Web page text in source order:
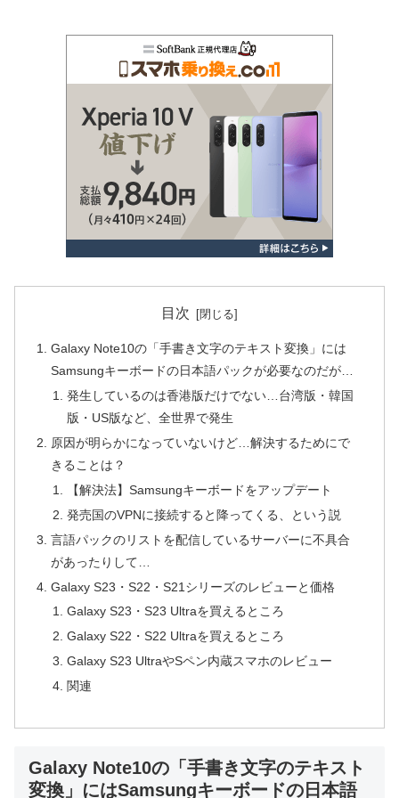
目次
Galaxy Note10の「手書き文字のテキスト変換」には
Samsungキーボードの日本語パックが必要なのだが…
発生しているのは香港版だけでない…台湾版・韓国
版・US版など、全世界で発生
原因が明らかになっていないけど…解決するためにで
きることは？
【解決法】Samsungキーボードをアップデート
発売国のVPNに接続すると降ってくる、という説
言語パックのリストを配信しているサーバーに不具合
があったりして…
Galaxy S23・S22・S21シリーズのレビューと価格
Galaxy S23・S23 Ultraを買えるところ
Galaxy S22・S22 Ultraを買えるところ
Galaxy S23 UltraやSペン内蔵スマホのレビュー
関連
Galaxy Note10の「手書き文字のテキスト
変換」にはSamsungキーボードの日本語